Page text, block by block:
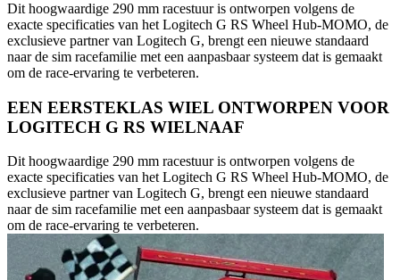
Dit hoogwaardige 290 mm racestuur is ontworpen volgens de
exacte specificaties van het Logitech G RS Wheel Hub-MOMO, de
exclusieve partner van Logitech G, brengt een nieuwe standaard
naar de sim racefamilie met een aanpasbaar systeem dat is gemaakt
om de race-ervaring te verbeteren.
EEN EERSTEKLAS WIEL ONTWORPEN VOOR
LOGITECH G RS WIELNAAF
Dit hoogwaardige 290 mm racestuur is ontworpen volgens de
exacte specificaties van het Logitech G RS Wheel Hub-MOMO, de
exclusieve partner van Logitech G, brengt een nieuwe standaard
naar de sim racefamilie met een aanpasbaar systeem dat is gemaakt
om de race-ervaring te verbeteren.